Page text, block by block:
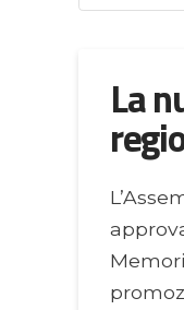
La